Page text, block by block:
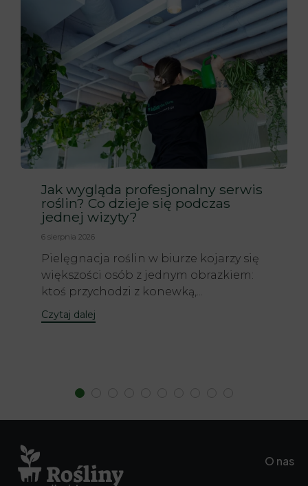
Jak wygląda profesjonalny serwis
roślin? Co dzieje się podczas
jednej wizyty?
6 sierpnia 2026
Pielęgnacja roślin w biurze kojarzy się
większości osób z jednym obrazkiem:
ktoś przychodzi z konewką,...
Czytaj dalej
O nas